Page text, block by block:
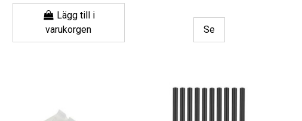
Lägg till i
varukorgen
Se